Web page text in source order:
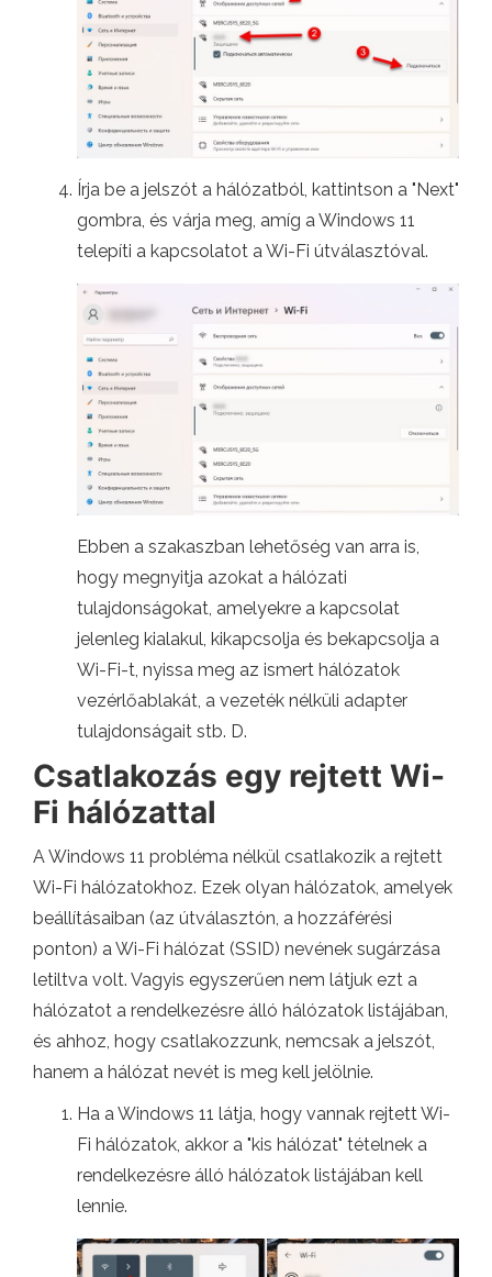
Írja be a jelszót a hálózatból, kattintson a "Next"
gombra, és várja meg, amíg a Windows 11
telepíti a kapcsolatot a Wi-Fi útválasztóval.
Ebben a szakaszban lehetőség van arra is,
hogy megnyitja azokat a hálózati
tulajdonságokat, amelyekre a kapcsolat
jelenleg kialakul, kikapcsolja és bekapcsolja a
Wi-Fi-t, nyissa meg az ismert hálózatok
vezérlőablakát, a vezeték nélküli adapter
tulajdonságait stb. D.
Csatlakozás egy rejtett Wi-
Fi hálózattal
A Windows 11 probléma nélkül csatlakozik a rejtett
Wi-Fi hálózatokhoz. Ezek olyan hálózatok, amelyek
beállításaiban (az útválasztón, a hozzáférési
ponton) a Wi-Fi hálózat (SSID) nevének sugárzása
letiltva volt. Vagyis egyszerűen nem látjuk ezt a
hálózatot a rendelkezésre álló hálózatok listájában,
és ahhoz, hogy csatlakozzunk, nemcsak a jelszót,
hanem a hálózat nevét is meg kell jelölnie.
Ha a Windows 11 látja, hogy vannak rejtett Wi-
Fi hálózatok, akkor a "kis hálózat" tételnek a
rendelkezésre álló hálózatok listájában kell
lennie.